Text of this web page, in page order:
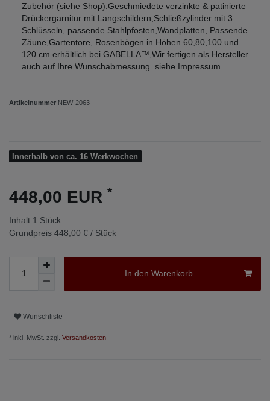
Zubehör (siehe Shop):Geschmiedete verzinkte & patinierte
Drückergarnitur mit Langschildern,Schließzylinder mit 3
Schlüsseln, passende Stahlpfosten,Wandplatten, Passende
Zäune,Gartentore, Rosenbögen in Höhen 60,80,100 und
120 cm erhältlich bei GABELLA™,Wir fertigen als Hersteller
auch auf Ihre Wunschabmessung siehe Impressum
Artikelnummer NEW-2063
Innerhalb von ca. 16 Werkwochen
448,00 EUR *
Inhalt 1 Stück
Grundpreis 448,00 € / Stück
In den Warenkorb
Wunschliste
* inkl. MwSt. zzgl. Versandkosten